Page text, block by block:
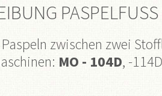
PASPELFUSS
zwischen zwei
MO - 104D, -